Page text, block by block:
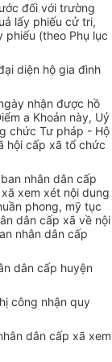
đối với trường
lấy phiếu cử tri,
(theo Phụ lục
diện hộ gia đình
nhận được hồ
a Khoản này, Uỷ
chức Tư pháp - Hộ
hội cấp xã tổ chức
nhân dân cấp
xem xét nội dung
phong, mỹ tục
dân cấp xã về nội
nhân dân cấp
dân cấp huyện
công nhận quy
dân cấp xã xem